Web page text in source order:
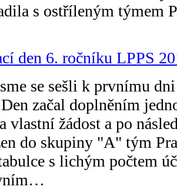
s ostříleným týmem
den 6. ročníku LPPS
se sešli k prvnímu
začal doplněním
vlastní žádost a po
do skupiny "A" tým
s lichým počtem